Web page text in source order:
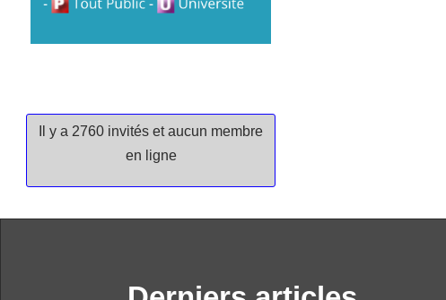
Il y a 2760 invités et aucun membre
en ligne